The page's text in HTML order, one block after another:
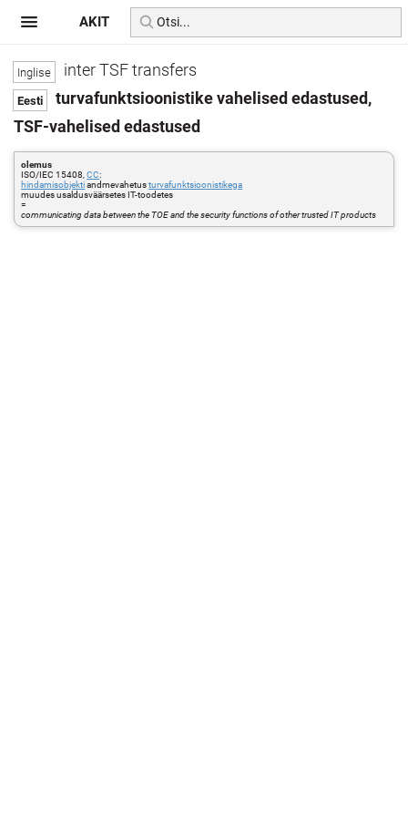
inter TSF transfers
turvafunktsioonistike vahelised edastused,
TSF-vahelised edastused
olemus
ISO/IEC 15408,CC:
hindamisobjektiandmevahetusturvafunktsioonistikega
muudes usaldusväärsetes IT-toodetes
=
communicating data between the TOE and the security functions of other trusted IT products
AKIT